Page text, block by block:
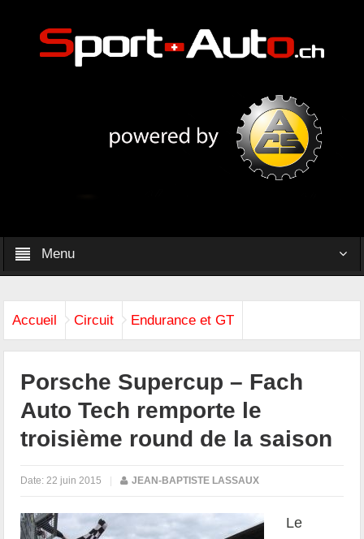
Menu
Accueil Circuit Endurance et GT
Porsche Supercup – Fach
Auto Tech remporte le
troisième round de la saison
Date: 22 juin 2015 | JEAN-BAPTISTE LASSAUX
Le